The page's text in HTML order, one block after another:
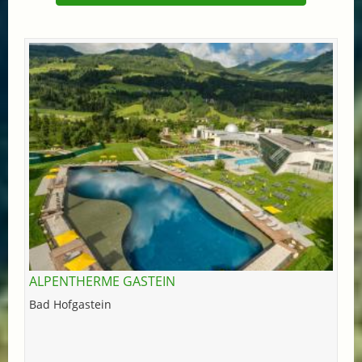
ALPENTHERME GASTEIN
Bad Hofgastein